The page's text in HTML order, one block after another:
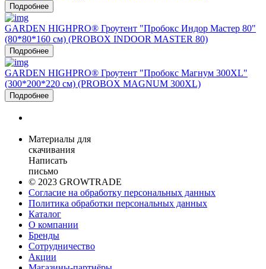
Подробнее
GARDEN HIGHPRO® Гроутент "Пробокс Индор Мастер 80"
(80*80*160 см) (PROBOX INDOOR MASTER 80)
Подробнее
GARDEN HIGHPRO® Гроутент "Пробокс Магнум 300ХL"
(300*200*220 см) (PROBOX MAGNUM 300ХL)
Подробнее
Материалы для
скачивания
Написать
письмо
© 2023 GROWTRADE
Согласие на обработку персональных данных
Политика обработки персональных данных
Каталог
О компании
Бренды
Сотрудничество
Акции